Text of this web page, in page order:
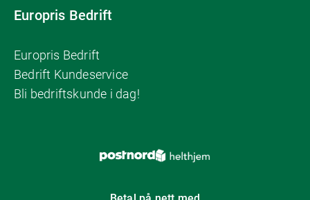
Europris Bedrift
Europris Bedrift
Bedrift Kundeservice
Bli bedriftskunde i dag!